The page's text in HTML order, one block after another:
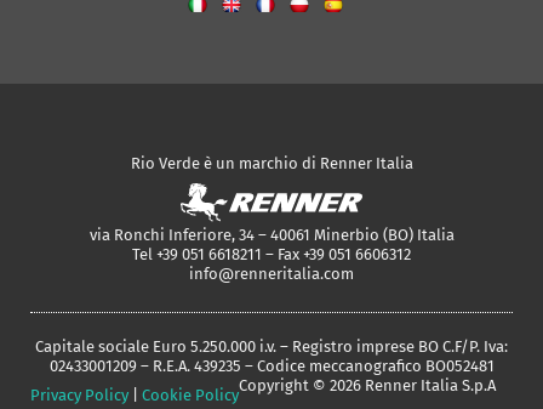
Rio Verde è un marchio di Renner Italia
via Ronchi Inferiore, 34 – 40061 Minerbio (BO) Italia
Tel +39 051 6618211 – Fax +39 051 6606312
info@renneritalia.com
Capitale sociale Euro 5.250.000 i.v. – Registro imprese BO C.F/P. Iva:
02433001209 – R.E.A. 439235 – Codice meccanografico BO052481
Privacy Policy
Cookie Policy
Copyright © 2026 Renner Italia S.p.A